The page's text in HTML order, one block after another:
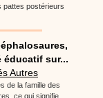
pattes postérieurs
éducatif sur...
Autres
de la famille des
ce qui signifie